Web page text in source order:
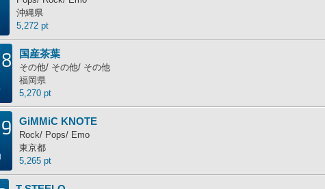
沖縄県
5,272 pt
国産茶葉
その他/ その他/ その他
福岡県
5,270 pt
GiMMiC KNOTE
Rock/ Pops/ Emo
東京都
5,265 pt